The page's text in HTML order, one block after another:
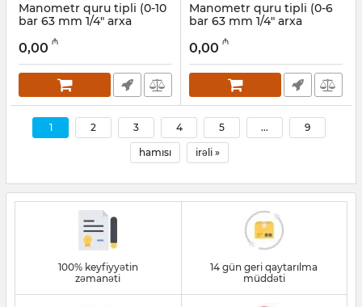
Manometr quru tipli (0-10
bar 63 mm 1/4" arxa
0631000207
Artikul: 006001202
0,00 ₼
Manometr quru tipli (0-6
bar 63 mm 1/4" arxa
0631000206
Artikul: 006001201
0,00 ₼
1 2 3 4 5 ... 9
hamısı irəli »
100% keyfiyyətin
zəmanəti
14 gün geri qaytarılma
müddəti